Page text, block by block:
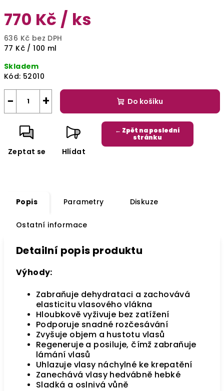
770 Kč / ks
636 Kč bez DPH
Měrná
77 Kč / 100 ml
Skladem
Kód: 52010
+
− Do košíku
Zeptat se Hlídat
← Zpět na poslední
stránku
Popis Parametry Diskuze
Ostatní informace
Detailní popis produktu
Výhody:
Zabraňuje dehydrataci a zachovává
elasticitu vlasového vlákna
Hloubkově vyživuje bez zatížení
Podporuje snadné rozčesávání
Zvyšuje objem a hustotu vlasů
Regeneruje a posiluje, čímž zabraňuje
lámání vlasů
Uhlazuje vlasy náchylné ke krepatění
Zanechává vlasy hedvábně hebké
Sladká a oslnivá vůně